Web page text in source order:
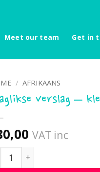
Meet our team Get in
/ AFRIKAANS
verslag –
VAT inc
verslag - kleuters